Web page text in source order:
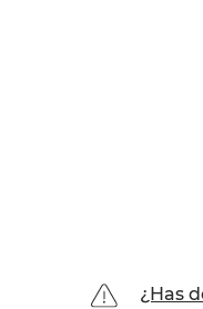
¿Has